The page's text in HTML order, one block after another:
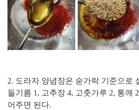
2. 도라자 양념장은 숟가락 기준으로
들기름 1, 고추장 4, 고춧가루 2, 통깨
어주면 된다.